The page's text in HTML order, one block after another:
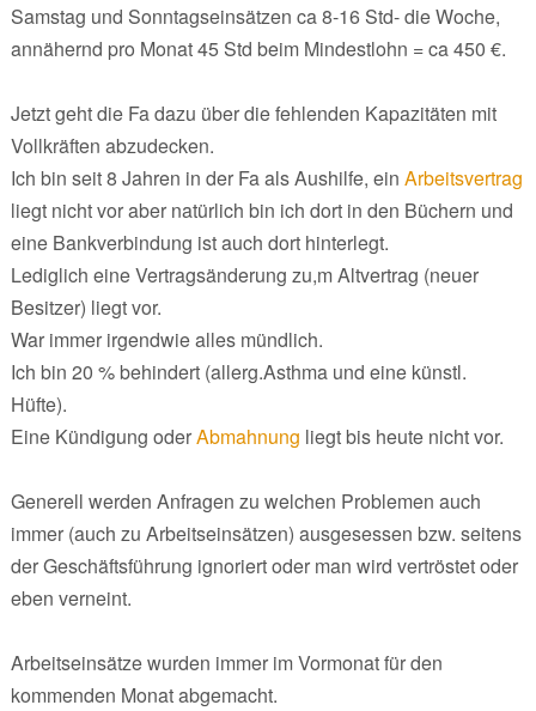
Samstag und Sonntagseinsätzen ca 8-16 Std- die Woche,
annähernd pro Monat 45 Std beim Mindestlohn = ca 450 €.
Jetzt geht die Fa dazu über die fehlenden Kapazitäten mit
Vollkräften abzudecken.
Ich bin seit 8 Jahren in der Fa als Aushilfe, ein Arbeitsvertrag
liegt nicht vor aber natürlich bin ich dort in den Büchern und
eine Bankverbindung ist auch dort hinterlegt.
Lediglich eine Vertragsänderung zu,m Altvertrag (neuer
Besitzer) liegt vor.
War immer irgendwie alles mündlich.
Ich bin 20 % behindert (allerg.Asthma und eine künstl.
Hüfte).
Eine Kündigung oderAbmahnung liegt bis heute nicht vor.
Generell werden Anfragen zu welchen Problemen auch
immer (auch zu Arbeitseinsätzen) ausgesessen bzw. seitens
der Geschäftsführung ignoriert oder man wird vertröstet oder
eben verneint.
Arbeitseinsätze wurden immer im Vormonat für den
kommenden Monat abgemacht.